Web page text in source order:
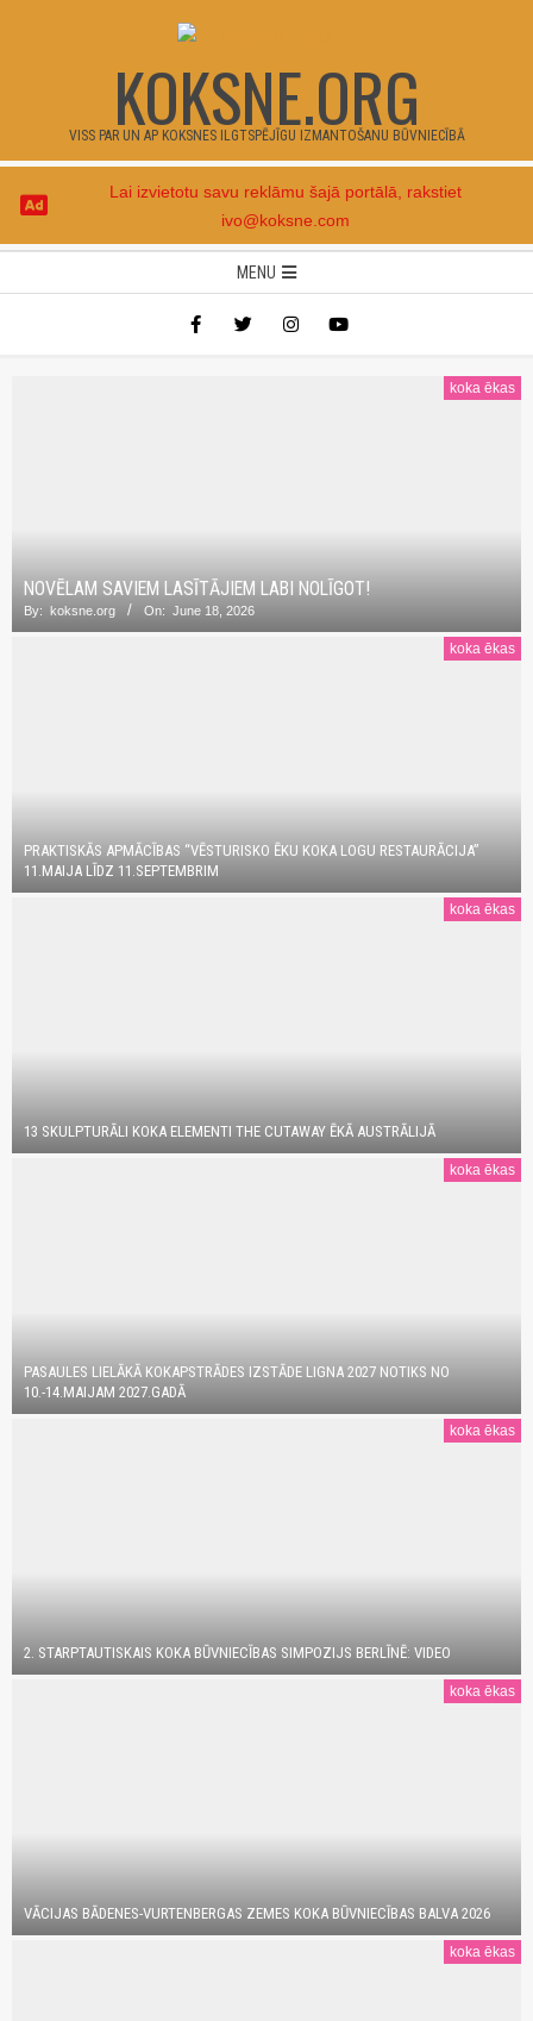
KOKSNE.ORG
VISS PAR UN AP KOKSNES ILGTSPĒJĪGU IZMANTOŠANU BŪVNIECĪBĀ
Lai izvietotu savu reklāmu šajā portālā, rakstiet
ivo@koksne.com
Navigation
MENU
koka ēkas
NOVĒLAM SAVIEM LASĪTĀJIEM LABI NOLĪGOT!
By: koksne.org On: June 18, 2026
koka ēkas
PRAKTISKĀS APMĀCĪBAS “VĒSTURISKO ĒKU KOKA LOGU RESTAURĀCIJA”
11.MAIJA LĪDZ 11.SEPTEMBRIM
koka ēkas
13 SKULPTURĀLI KOKA ELEMENTI THE CUTAWAY ĒKĀ AUSTRĀLIJĀ
koka ēkas
PASAULES LIELĀKĀ KOKAPSTRĀDES IZSTĀDE LIGNA 2027 NOTIKS NO
10.-14.MAIJAM 2027.GADĀ
koka ēkas
2. STARPTAUTISKAIS KOKA BŪVNIECĪBAS SIMPOZIJS BERLĪNĒ: VIDEO
koka ēkas
VĀCIJAS BĀDENES-VURTENBERGAS ZEMES KOKA BŪVNIECĪBAS BALVA 2026
koka ēkas